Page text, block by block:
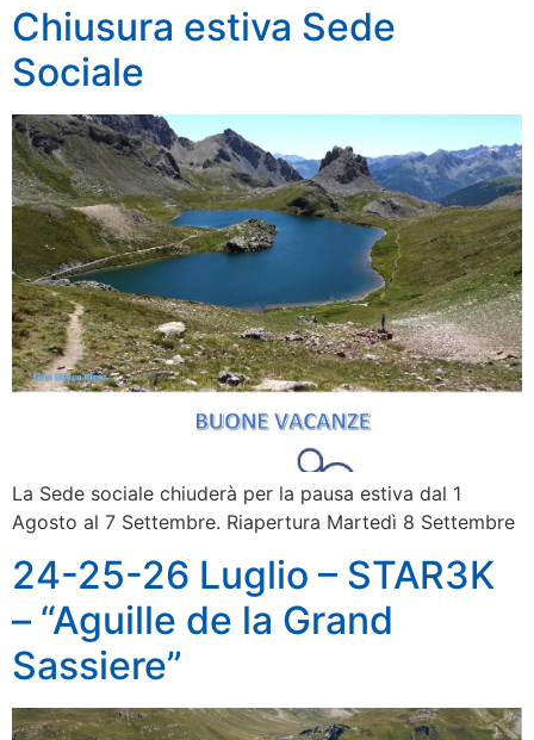
Chiusura estiva Sede
Sociale
La Sede sociale chiuderà per la pausa estiva dal 1
Agosto al 7 Settembre. Riapertura Martedì 8 Settembre
24-25-26 Luglio – STAR3K
– “Aguille de la Grand
Sassiere”